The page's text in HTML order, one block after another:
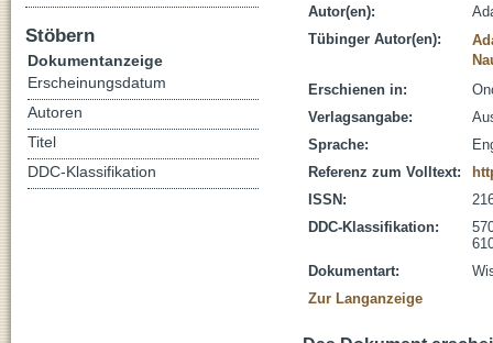
Autor(en):
Tübinger Autor(en):
Erschienen in:
Verlagsangabe:
Sprache:
Referenz zum Volltext:
ISSN:
DDC-Klassifikation:
Dokumentart:
Zur Langanzeige
Stöbern
Dokumentanzeige
Erscheinungsdatum
Autoren
Titel
DDC-Klassifikation